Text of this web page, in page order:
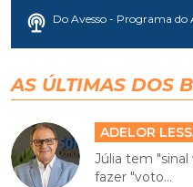
Do Avesso - Programa do
AS ÚLTIMAS DOS
ADELOR
Júlia tem "sinal
fazer "voto...